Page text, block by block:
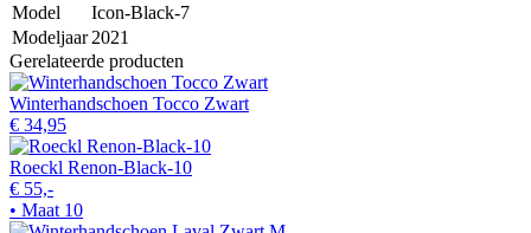
Model
Icon-Black-7
Modeljaar 2021
Gerelateerde producten
Winterhandschoen Tocco Zwart
€ 34,95
Roeckl Renon-Black-10
€ 55,-
• Maat 10